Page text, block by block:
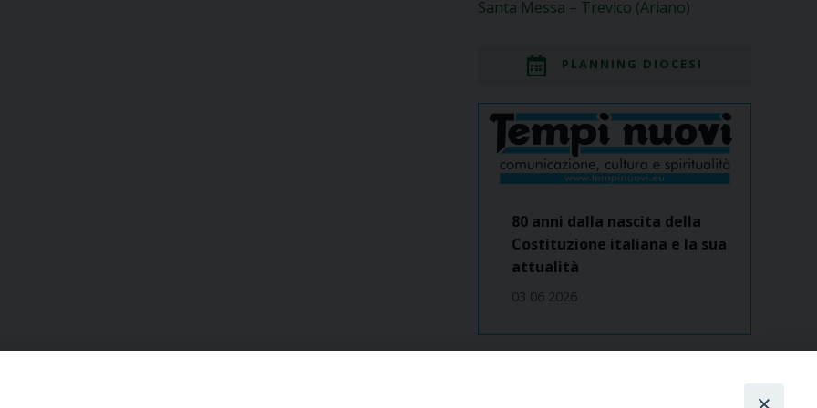
Santa Messa – Trevico (Ariano)
PLANNING DIOCESI
80 anni dalla nascita della
Costituzione italiana e la sua
attualità
03 06 2026